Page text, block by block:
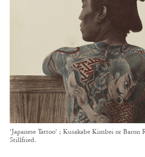
‘Japanese Tattoo’ ; Kusakabe Kimbei or
Stillfried.